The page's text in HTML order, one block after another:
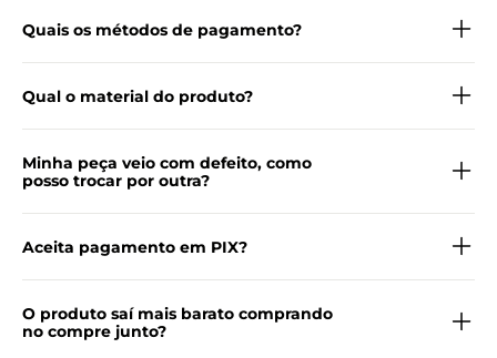
Quais os métodos de pagamento?
Qual o material do produto?
Minha peça veio com defeito, como
posso trocar por outra?
Aceita pagamento em PIX?
O produto saí mais barato comprando
no compre junto?